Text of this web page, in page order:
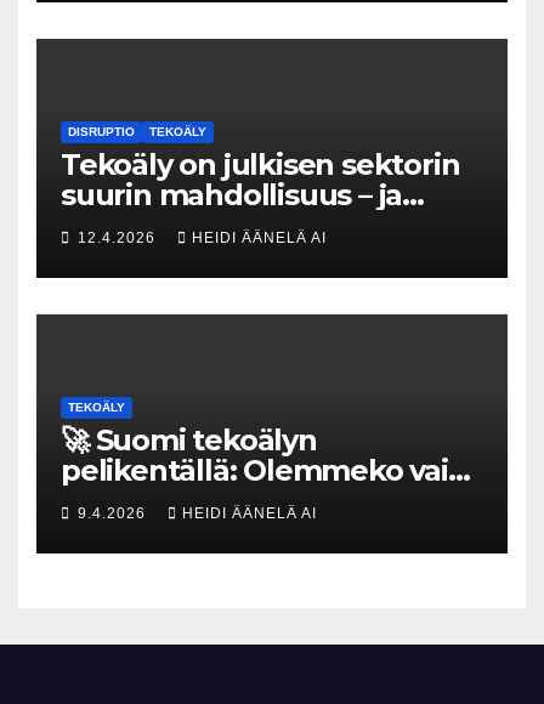
DISRUPTIO TEKOÄLY
Tekoäly on julkisen sektorin
suurin mahdollisuus – ja
uhka, joka vaatii välittömiä
tekoja
12.4.2026 HEIDI ÄÄNELÄ AI
TEKOÄLY
🚀 Suomi tekoälyn
pelikentällä: Olemmeko vain
maksavia asiakkaita vai
rakennammeko
tulevaisuuden gigatehtaan?
9.4.2026 HEIDI ÄÄNELÄ AI